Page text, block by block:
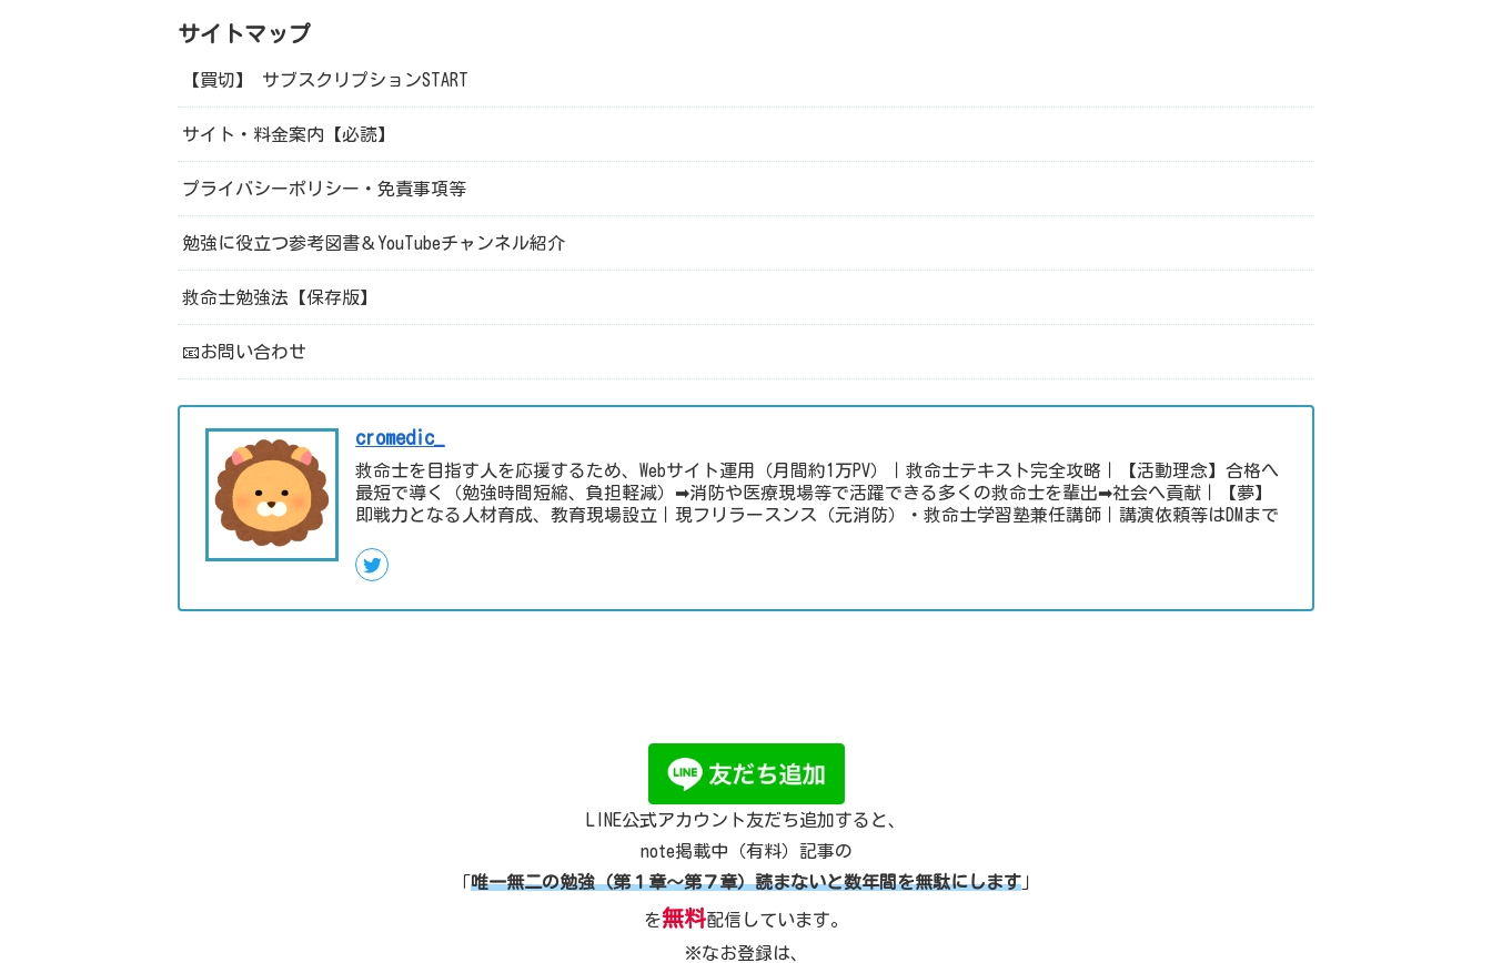
サイトマップ
【買切】 サブスクリプションSTART
サイト・料金案内【必読】
プライバシーポリシー・免責事項等
勉強に役立つ参考図書＆YouTubeチャンネル紹介
救命士勉強法【保存版】
📧お問い合わせ
cromedic_
救命士を目指す人を応援するため、Webサイト運用（月間約1万PV）｜救命士テキスト完全攻略｜【活動理念】合格へ
最短で導く（勉強時間短縮、負担軽減）➡消防や医療現場等で活躍できる多くの救命士を輩出➡社会へ貢献｜【夢】
即戦力となる人材育成、教育現場設立｜現フリラースンス（元消防）・救命士学習塾兼任講師｜講演依頼等はDMまで
LINE公式アカウント友だち追加すると、
note掲載中（有料）記事の
「唯一無二の勉強（第１章～第７章）読まないと数年間を無駄にします 」
を無料配信しています。
※なお登録は、